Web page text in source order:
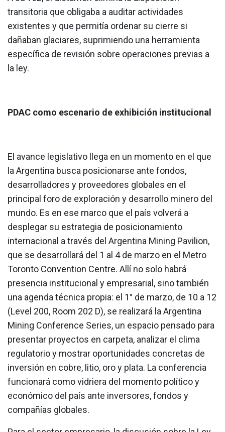
transitoria que obligaba a auditar actividades
existentes y que permitía ordenar su cierre si
dañaban glaciares, suprimiendo una herramienta
específica de revisión sobre operaciones previas a
la ley.
PDAC como escenario de exhibición institucional
El avance legislativo llega en un momento en el que
la Argentina busca posicionarse ante fondos,
desarrolladores y proveedores globales en el
principal foro de exploración y desarrollo minero del
mundo. Es en ese marco que el país volverá a
desplegar su estrategia de posicionamiento
internacional a través del Argentina Mining Pavilion,
que se desarrollará del 1 al 4 de marzo en el Metro
Toronto Convention Centre. Allí no solo habrá
presencia institucional y empresarial, sino también
una agenda técnica propia: el 1° de marzo, de 10 a 12
(Level 200, Room 202 D), se realizará la Argentina
Mining Conference Series, un espacio pensado para
presentar proyectos en carpeta, analizar el clima
regulatorio y mostrar oportunidades concretas de
inversión en cobre, litio, oro y plata. La conferencia
funcionará como vidriera del momento político y
económico del país ante inversores, fondos y
compañías globales.